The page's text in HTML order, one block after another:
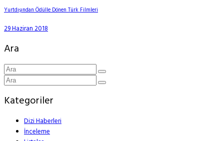
Yurtdışından Ödülle Dönen Türk Filmleri
29 Haziran 2018
Ara
Kategoriler
Dizi Haberleri
İnceleme